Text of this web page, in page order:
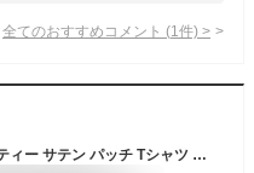
全てのおすすめコメント (1 件) >
【SALE／20%OFF】WTW (U)ダブルティー サテン パッチ Tシャツ サーフ 半袖 ロゴ ダブルティー トップス カットソー・Tシャツ ベージュ ブラック ホワイト【送料無料】